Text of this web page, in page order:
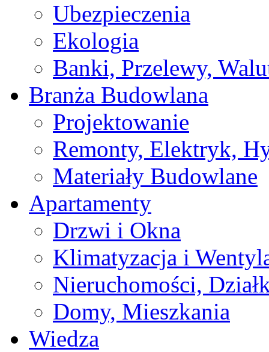
Ubezpieczenia
Ekologia
Banki, Przelewy,
Branża Budowlana
Projektowanie
Remonty, Elektryk,
Materiały Budowlane
Apartamenty
Drzwi i Okna
Klimatyzacja i
Nieruchomości,
Domy, Mieszkania
Wiedza